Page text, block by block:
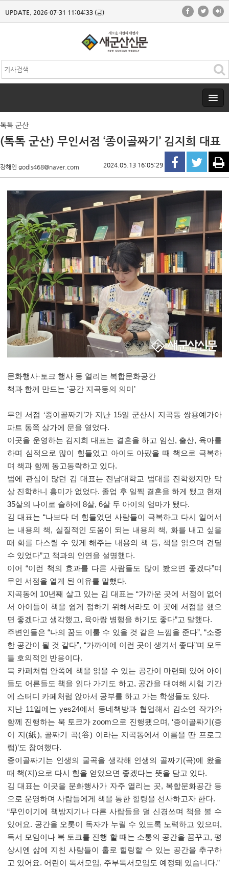
UPDATE. 2026-07-31 11:04:33 (금)
톡톡 군산
(톡톡 군산) 무인서점 ‘종이골짜기’ 김지희 대표
강해인 godls468@naver.com 2024.05.13 16:05:29
문화행사·토크 행사 등 열리는 복합문화공간
책과 함께 만드는 ‘공간 지곡동의 의미 ’
무인 서점 ‘종이골짜기 ’가 지난 15일 군산시 지곡동 쌍용예가아
파트 동쪽 상가에 문을 열었다.
이곳을 운영하는 김지희 대표는 결혼을 하고 임신 , 출산, 육아를
하며 심적으로 많이 힘들었고 아이도 아팠을 때 책으로 극복하
며 책과 함께 동고동락하고 있다.
법에 관심이 많던 김 대표는 전남대학교 법대를 진학했지만 막
상 진학하니 흥미가 없었다. 졸업 후 일찍 결혼을 하게 됐고 현재
35살의 나이로 슬하에 8살, 6살 두 아이의 엄마가 됐다.
김 대표는 “나보다 더 힘들었던 사람들이 극복하고 다시 일어서
는 내용의 책, 실질적인 도움이 되는 내용의 책, 화를 내고 싶을
때 화를 다스릴 수 있게 해주는 내용의 책 등, 책을 읽으며 견딜
수 있었다”고 책과의 인연을 설명했다.
이어“이런 책의 효과를 다른 사람들도 많이 봤으면 좋겠다”며
무인 서점을 열게 된 이유를 말했다.
지곡동에 10년째 살고 있는 김 대표는“가까운 곳에 서점이 없어
서 아이들이 책을 쉽게 접하기 위해서라도 이 곳에 서점을 했으
면 좋겠다고 생각했고, 육아랑 병행을 하기도 좋다”고 말했다.
주변인들은“나의 꿈도 이룰 수 있을 것 같은 느낌을 준다”, “소중
한 공간이 될 것 같다”, “가까이에 이런 곳이 생겨서 좋다”며 모두
들 호의적인 반응이다.
북 카페처럼 안쪽에 책을 읽을 수 있는 공간이 마련돼 있어 아이
들도 어른들도 책을 읽다 가기도 하고, 공간을 대여해 시험 기간
에 스터디 카페처럼 앉아서 공부를 하고 가는 학생들도 있다.
지난 11일에는yes24에서 동네책방과 협업해서 김소연 작가와
함께 진행하는 북 토크가zoom으로 진행됐으며 , ‘종이골짜기 (종
이 지 (紙), 골짜기 곡(谷) 이라는 지곡동에서 이름을 딴 프로그
램)’도 참여했다.
종이골짜기는 인생의 굴곡을 생각해 인생의 골짜기 (곡)에 왔을
때 책(지 )으로 다시 힘을 얻었으면 좋겠다는 뜻을 담고 있다.
김 대표는 이곳을 문화행사가 자주 열리는 곳, 복합문화공간 등
으로 운영하며 사람들에게 책을 통한 힐링을 선사하고자 한다.
“무인이기에 책방지기나 다른 사람들을 덜 신경쓰며 책을 볼 수
있어요. 공간을 오롯이 독자가 누릴 수 있도록 노력하고 있으며 ,
독서 모임이나 북 토크를 진행 할 때는 소통의 공간을 꿈꾸고, 평
상시엔 삶에 지친 사람들이 홀로 힐링할 수 있는 공간을 추구하
고 있어요. 어린이 독서모임, 주부독서모임도 예정돼 있습니다.”